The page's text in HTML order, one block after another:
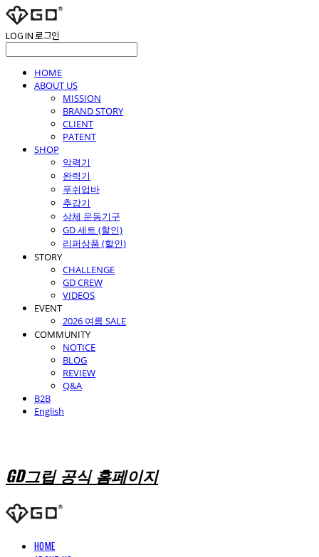
LOG IN로그인
HOME
ABOUT US
MISSION
BRAND STORY
CLIENT
PATENT
SHOP
악력기
완력기
푸쉬업바
추감기
상체 운동기구
GD 세트 (할인)
리퍼상품 (할인)
STORY
CHALLENGE
GD CREW
VIDEOS
EVENT
2026 여름 SALE
COMMUNITY
NOTICE
BLOG
REVIEW
Q&A
B2B
English
GD그립 공식 홈페이지
HOME